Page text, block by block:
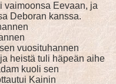
vaimoonsa Eevaan, ja
Deboran kanssa.
vuosituhannen
heistä tuli häpeän aihe
kuoli sen
Kainin